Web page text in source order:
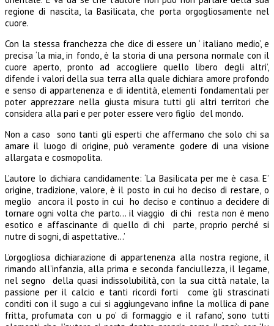
regione di nascita, la Basilicata, che porta orgogliosamente nel
cuore.
Con la stessa franchezza che dice di essere un ‘ italiano medio’, e
precisa ‘la mia, in fondo, è la storia di una persona normale con il
cuore aperto, pronto ad accogliere quello libero degli altri’,
difende i valori della sua terra alla quale dichiara amore profondo
e senso di appartenenza e di identità, elementi fondamentali per
poter apprezzare nella giusta misura tutti gli altri territori che
considera alla pari e per poter essere vero figlio del mondo.
Non a caso sono tanti gli esperti che affermano che solo chi sa
amare il luogo di origine, può veramente godere di una visione
allargata e cosmopolita.
L’autore lo dichiara candidamente: ‘La Basilicata per me è casa. E’
origine, tradizione, valore, è il posto in cui ho deciso di restare, o
meglio ancora il posto in cui ho deciso e continuo a decidere di
tornare ogni volta che parto… il viaggio di chi resta non è meno
esotico e affascinante di quello di chi parte, proprio perché si
nutre di sogni, di aspettative…’
L’orgogliosa dichiarazione di appartenenza alla nostra regione, il
rimando all’infanzia, alla prima e seconda fanciullezza, il legame,
nel segno della quasi indissolubilità, con la sua città natale, la
passione per il calcio e tanti ricordi forti come ‘gli strascinati
conditi con il sugo a cui si aggiungevano infine la mollica di pane
fritta, profumata con u po’ di formaggio e il rafano’, sono tutti